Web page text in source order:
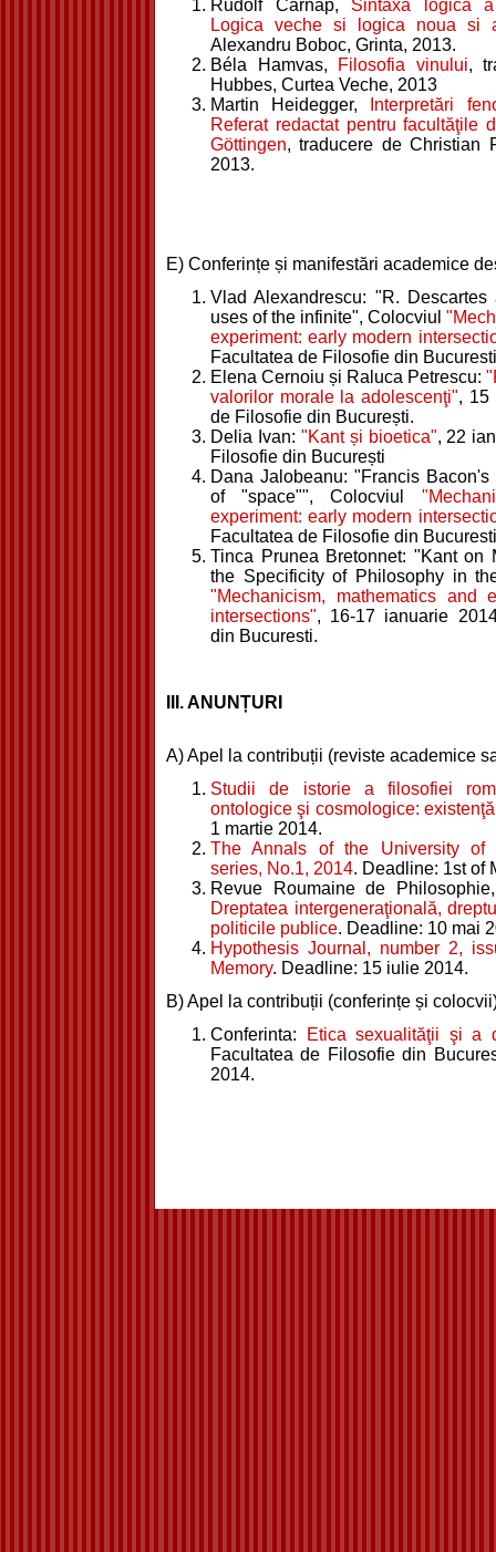
Rudolf Carnap, Sintaxa logica a
Logica veche si logica noua si
Alexandru Boboc, Grinta, 2013.
Béla Hamvas,
Filosofia vinului,
Hubbes, Curtea Veche, 2013
Martin Heidegger,
Interpretări
Referat redactat pentru facultăţile
Göttingen, traducere de Christian
2013.
E) Conferințe și manifestări academice
Vlad Alexandrescu: "R.
uses of the infinite", Colocviul
experiment: early modern
Facultatea de Filosofie din
Elena Cernoiu și Raluca Petrescu:
valorilor morale la adolescenţi", 15
de Filosofie din București.
Delia Ivan: "Kant și bioetica", 22
Filosofie din București
Dana Jalobeanu: "Francis
of "space"", Colocviul
experiment: early modern
Facultatea de Filosofie din
Tinca Prunea Bretonnet: "Kant on
the Specificity of Philosophy in
"Mechanicism, mathematics and
intersections", 16-17 ianuarie
din Bucuresti.
III. ANUNȚURI
A) Apel la contribuții (reviste academice
Studii de istorie a filosofiei
ontologice şi cosmologice:
1 martie 2014.
The Annals of the University of
series, No.1, 2014. Deadline: 1st of
Revue Roumaine de
Dreptatea intergeneraţională,
politicile publice. Deadline: 10 mai
Hypothesis Journal, number 2,
Memory. Deadline: 15 iulie 2014.
B) Apel la contribuții (conferințe și
Conferinta:
Etica sexualităţii şi a
Facultatea de Filosofie din
2014.